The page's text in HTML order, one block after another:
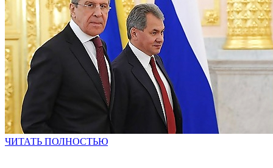
ЧИТАТЬ ПОЛНОСТЬЮ